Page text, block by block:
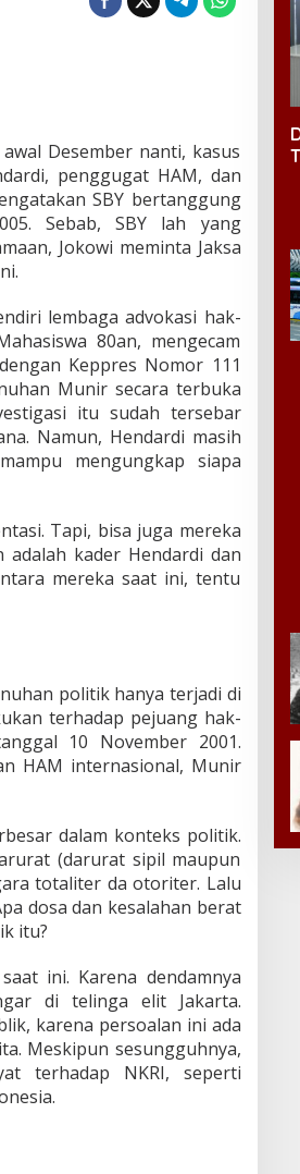
Desember nanti, kasus
penggugat HAM, dan
SBY bertanggung
Sebab, SBY lah yang
Jokowi meminta Jaksa
lembaga advokasi hak-
80an, mengecam
Keppres Nomor 111
Munir secara terbuka
itu sudah tersebar
Namun, Hendardi masih
mengungkap siapa
Tapi, bisa juga mereka
adalah kader Hendardi dan
mereka saat ini, tentu
politik hanya terjadi di
terhadap pejuang hak-
10 November 2001.
HAM internasional, Munir
dalam konteks politik.
(darurat sipil maupun
totaliter da otoriter. Lalu
dosa dan kesalahan berat
itu?
ini. Karena dendamnya
di telinga elit Jakarta.
karena persoalan ini ada
Meskipun sesungguhnya,
terhadap NKRI, seperti